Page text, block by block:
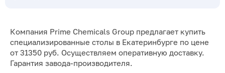
Компания Prime Chemicals Group предлагает купить
специализированные столы в Екатеринбурге по цене
от 31350 руб. Осуществляем оперативную доставку.
Гарантия завода-производителя.